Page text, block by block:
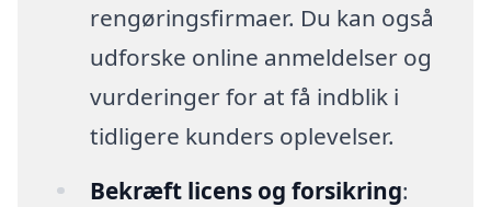
rengøringsfirmaer. Du kan også
udforske online anmeldelser og
vurderinger for at få indblik i
tidligere kunders oplevelser.
Bekræft licens og forsikring: